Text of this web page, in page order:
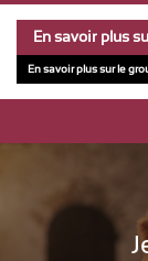
En savoir plus
En savoir plus sur le